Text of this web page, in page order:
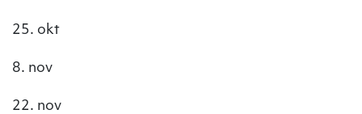
25. okt
8. nov
22. nov